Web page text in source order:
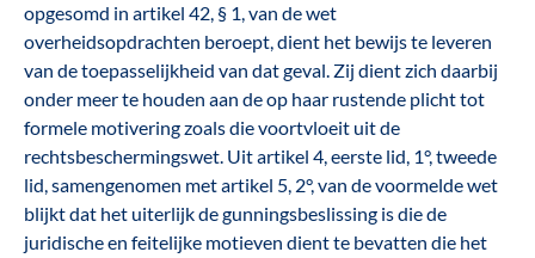
opgesomd in artikel 42, § 1, van de wet
overheidsopdrachten beroept, dient het bewijs te leveren
van de toepasselijkheid van dat geval. Zij dient zich daarbij
onder meer te houden aan de op haar rustende plicht tot
formele motivering zoals die voortvloeit uit de
rechtsbeschermingswet. Uit artikel 4, eerste lid, 1°, tweede
lid, samengenomen met artikel 5, 2°, van de voormelde wet
blijkt dat het uiterlijk de gunningsbeslissing is die de
juridische en feitelijke motieven dient te bevatten die het